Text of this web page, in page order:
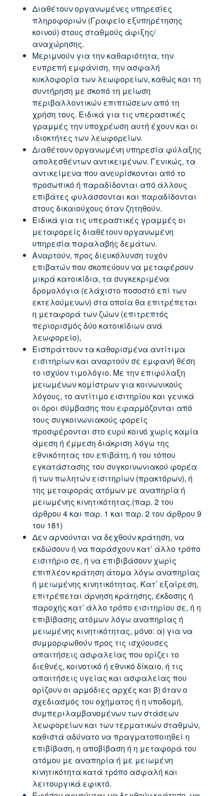
Διαθέτουν οργανωμένες υπηρεσίες
πληροφοριών (Γραφείο εξυπηρέτησης
κοινού) στους σταθμούς άφιξης/
αναχώρησης.
Μεριμνούν για την καθαριότητα, την
ευπρεπή εμφάνιση, την ασφαλή
κυκλοφορία των λεωφορείων, καθώς και τη
συντήρηση με σκοπό τη μείωση
περιβαλλοντικών επιπτώσεων από τη
χρήση τους. Ειδικά για τις υπεραστικές
γραμμές την υποχρέωση αυτή έχουν και οι
ιδιοκτήτες των λεωφορείων.
Διαθέτουν οργανωμένη υπηρεσία φύλαξης
απολεσθέντων αντικειμένων. Γενικώς, τα
αντικείμενα που ανευρίσκονται από το
προσωπικό ή παραδίδονται από άλλους
επιβάτες φυλάσσονται και παραδίδονται
στους δικαιούχους όταν ζητηθούν.
Ειδικά για τις υπεραστικές γραμμές οι
μεταφορείς διαθέτουν οργανωμένη
υπηρεσία παραλαβής δεμάτων.
Αναρτούν, προς διευκόλυνση τυχόν
επιβατών που σκοπεύουν να μεταφέρουν
μικρά κατοικίδια, τα συγκεκριμένα
δρομολόγια (ελάχιστο ποσοστό επί των
εκτελούμενων) στα οποία θα επιτρέπεται
η μεταφορά των ζώων (επιτρεπτός
περιορισμός δύο κατοικίδιων ανά
λεωφορείο),
Εισπράττουν τα καθορισμένα αντίτιμα
εισιτηρίων και αναρτούν σε εμφανή θέση
το ισχύον τιμολόγιο. Με την επιφύλαξη
μειωμένων κομίστρων για κοινωνικούς
λόγους, το αντίτιμο εισιτηρίου και γενικά
οι όροι σύμβασης που εφαρμόζονται από
τους συγκοινωνιακούς φορείς
προσφέρονται στο ευρύ κοινό χωρίς καμία
άμεση ή έμμεση διάκριση λόγω της
εθνικότητας του επιβάτη, ή του τόπου
εγκατάστασης του συγκοινωνιακού φορέα
ή των πωλητών εισιτηρίων (πρακτόρων), ή
της μεταφοράς ατόμων με αναπηρία ή
μειωμένης κινητικότητας.(παρ. 2 του
άρθρου 4 και παρ. 1 και παρ. 2 του άρθρου 9
του 181)
Δεν αρνούνται να δεχθούν κράτηση, να
εκδώσουν ή να παράσχουν κατ’ άλλο τρόπο
εισιτήριο σε, ή να επιβιβάσουν χωρίς
επιπλέον κράτηση άτομα λόγω αναπηρίας
ή μειωμένης κινητικότητας. Κατ’ εξαίρεση,
επιτρέπεται άρνηση κράτησης, έκδοσης ή
παροχής κατ’ άλλο τρόπο εισιτηρίου σε, ή η
επιβίβασης ατόμων λόγω αναπηρίας ή
μειωμένης κινητικότητας, μόνο: α) για να
συμμορφωθούν προς τις ισχύουσες
απαιτήσεις ασφαλείας που ορίζει το
διεθνές, κοινοτικό ή εθνικό δίκαιο, ή τις
απαιτήσεις υγείας και ασφαλείας που
ορίζουν οι αρμόδιες αρχές και β) όταν ο
σχεδιασμός του οχήματος ή η υποδομή,
συμπεριλαμβανομένων των στάσεων
λεωφορείων και των τερματικών σταθμών,
καθιστά αδύνατο να πραγματοποιηθεί η
επιβίβαση, η αποβίβαση ή η μεταφορά του
ατόμου με αναπηρία ή με μειωμένη
κινητικότητα κατά τρόπο ασφαλή και
λειτουργικά εφικτό.